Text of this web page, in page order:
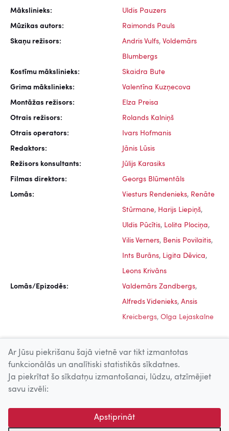
Mākslinieks: Uldis Pauzers
Mūzikas autors: Raimonds Pauls
Skaņu režisors: Andris Vulfs, Voldemārs
Blumbergs
Kostīmu mākslinieks: Skaidra Bute
Grima mākslinieks: Valentīna Kuzņecova
Montāžas režisors: Elza Preisa
Otrais režisors: Rolands Kalniņš
Otrais operators: Ivars Hofmanis
Redaktors: Jānis Lūsis
Režisors konsultants: Jūlijs Karasiks
Filmas direktors: Georgs Blūmentāls
Lomās: Viesturs Rendenieks, Renāte
Stūrmane, Harijs Liepiņš,
Uldis Pūcītis, Lolita Plociņa,
Vilis Verners, Benis Povilaitis,
Ints Burāns, Ligita Dēvica,
Leons Krivāns
Lomās/Epizodēs: Valdemārs Zandbergs,
Alfreds Videnieks, Ansis
Kreicbergs, Olga Lejaskalne
Uz augšu
© 2026 Nacionālais Kino centrs, Kultūras informācijas sistēmu
centrs. Sadarbības partneris: Latvijas Valsts
Ar Jūsu piekrišanu šajā vietnē var tikt izmantotas
funkcionālās un analītiski statistikās sīkdatnes.
Ja piekrītat šo sīkdatņu izmantošanai, lūdzu, atzīmējiet
savu izvēli:
Apstiprināt